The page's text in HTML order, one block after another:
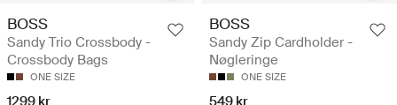
BOSS
Sandy Trio Crossbody -
Crossbody Bags
ONE SIZE
1299 kr
BOSS
Sandy Zip Cardholder -
Nøgleringe
ONE SIZE
549 kr